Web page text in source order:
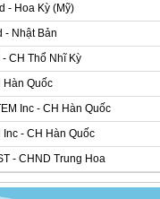
- Hoa Kỳ (Mỹ)
- Nhật Bản
- CH Thổ Nhĩ Kỳ
Hàn Quốc
Inc - CH Hàn Quốc
Inc - CH Hàn Quốc
- CHND Trung Hoa